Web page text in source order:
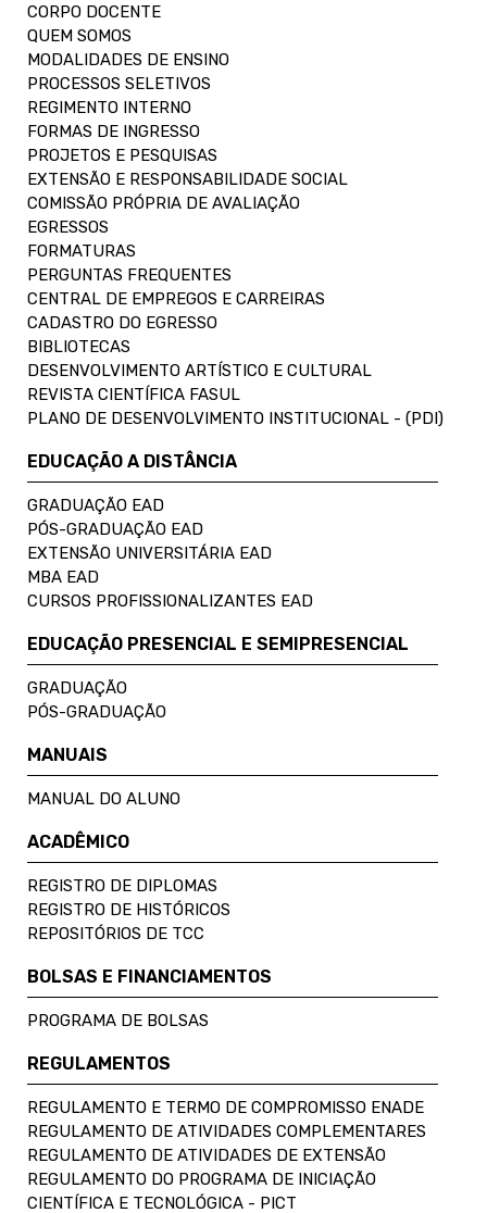
CORPO DOCENTE
QUEM SOMOS
MODALIDADES DE ENSINO
PROCESSOS SELETIVOS
REGIMENTO INTERNO
FORMAS DE INGRESSO
PROJETOS E PESQUISAS
EXTENSÃO E RESPONSABILIDADE SOCIAL
COMISSÃO PRÓPRIA DE AVALIAÇÃO
EGRESSOS
FORMATURAS
PERGUNTAS FREQUENTES
CENTRAL DE EMPREGOS E CARREIRAS
CADASTRO DO EGRESSO
BIBLIOTECAS
DESENVOLVIMENTO ARTÍSTICO E CULTURAL
REVISTA CIENTÍFICA FASUL
PLANO DE DESENVOLVIMENTO INSTITUCIONAL - (PDI)
EDUCAÇÃO A DISTÂNCIA
GRADUAÇÃO EAD
PÓS-GRADUAÇÃO EAD
EXTENSÃO UNIVERSITÁRIA EAD
MBA EAD
CURSOS PROFISSIONALIZANTES EAD
EDUCAÇÃO PRESENCIAL E SEMIPRESENCIAL
GRADUAÇÃO
PÓS-GRADUAÇÃO
MANUAIS
MANUAL DO ALUNO
ACADÊMICO
REGISTRO DE DIPLOMAS
REGISTRO DE HISTÓRICOS
REPOSITÓRIOS DE TCC
BOLSAS E FINANCIAMENTOS
PROGRAMA DE BOLSAS
REGULAMENTOS
REGULAMENTO E TERMO DE COMPROMISSO ENADE
REGULAMENTO DE ATIVIDADES COMPLEMENTARES
REGULAMENTO DE ATIVIDADES DE EXTENSÃO
REGULAMENTO DO PROGRAMA DE INICIAÇÃO
CIENTÍFICA E TECNOLÓGICA - PICT